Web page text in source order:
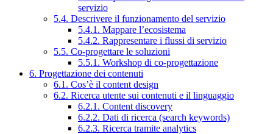
servizio
5.4. Descrivere il funzionamento del servizio
5.4.1. Mappare l’ecosistema
5.4.2. Rappresentare i flussi di servizio
5.5. Co-progettare le soluzioni
5.5.1. Workshop di co-progettazione
6. Progettazione dei contenuti
6.1. Cos’è il content design
6.2. Ricerca utente sui contenuti e il linguaggio
6.2.1. Content discovery
6.2.2. Dati di ricerca (search keywords)
6.2.3. Ricerca tramite analytics